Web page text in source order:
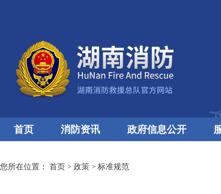
首页 消防资讯 政府信息公开
您所在位置： 首页 > 政策 > 标准规范